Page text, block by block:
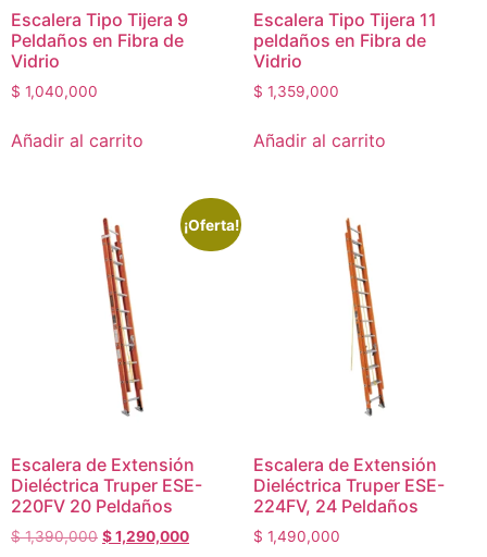
Escalera Tipo Tijera 9
Peldaños en Fibra de
Vidrio
$ 1,040,000
Añadir al carrito
Escalera Tipo Tijera 11
peldaños en Fibra de
Vidrio
$ 1,359,000
Añadir al carrito
¡Oferta!
Escalera de Extensión
Dieléctrica Truper ESE-
220FV 20 Peldaños
$1,390,000 $1,290,000
Escalera de Extensión
Dieléctrica Truper ESE-
224FV, 24 Peldaños
$ 1,490,000